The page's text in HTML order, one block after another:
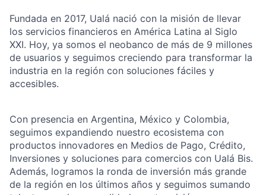
Fundada en 2017, Ualá nació con la misión de llevar
los servicios financieros en América Latina al Siglo
XXI. Hoy, ya somos el neobanco de más de 9 millones
de usuarios y seguimos creciendo para transformar la
industria en la región con soluciones fáciles y
accesibles.
Con presencia en Argentina, México y Colombia,
seguimos expandiendo nuestro ecosistema con
productos innovadores en Medios de Pago, Crédito,
Inversiones y soluciones para comercios con Ualá Bis.
Además, logramos la ronda de inversión más grande
de la región en los últimos años y seguimos sumando